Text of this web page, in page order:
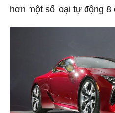
hơn một số loại tự động 8